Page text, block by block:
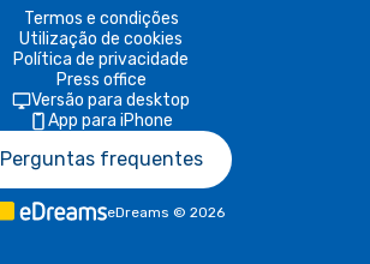
Termos e condições
Utilização de cookies
Política de privacidade
Press office
Versão para desktop
App para iPhone
Perguntas frequentes
eDreams © 2026